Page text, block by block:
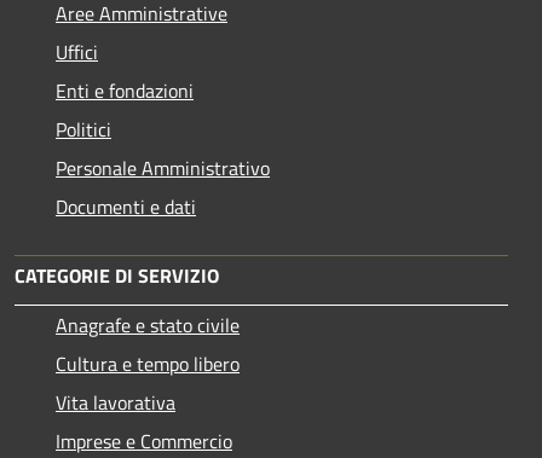
Aree Amministrative
Uffici
Enti e fondazioni
Politici
Personale Amministrativo
Documenti e dati
CATEGORIE DI SERVIZIO
Anagrafe e stato civile
Cultura e tempo libero
Vita lavorativa
Imprese e Commercio